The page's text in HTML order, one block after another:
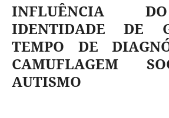
INFLUÊNCIA
IDENTIDADE DE
TEMPO DE
CAMUFLAGEM
AUTISMO